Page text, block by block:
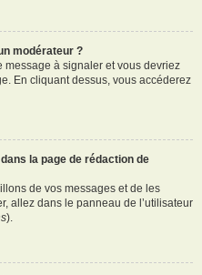
modérateur ?
message à signaler et vous devriez
En cliquant dessus, vous accéderez
la page de rédaction de
de vos messages et de les
allez dans le panneau de l’utilisateur
).